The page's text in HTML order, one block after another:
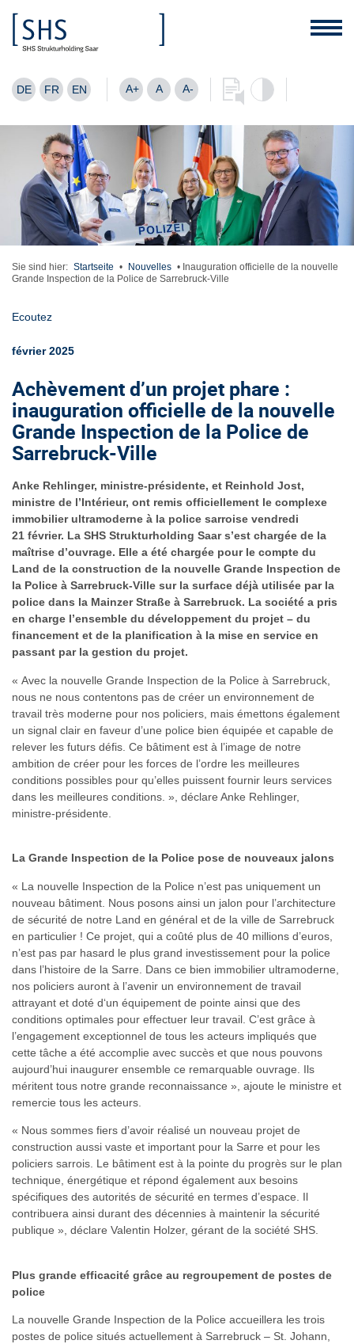
DE FR EN A+ A A-
Sie sind hier: Startseite • Nouvelles • Inauguration officielle de la nouvelle
Grande Inspection de la Police de Sarrebruck-Ville
Ecoutez
février 2025
Achèvement d’un projet phare :
inauguration officielle de la nouvelle
Grande Inspection de la Police de
Sarrebruck-Ville
Anke Rehlinger, ministre-présidente, et Reinhold Jost,
ministre de l’Intérieur, ont remis officiellement le complexe
immobilier ultramoderne à la police sarroise vendredi
21 février. La SHS Strukturholding Saar s’est chargée de la
maîtrise d’ouvrage. Elle a été chargée pour le compte du
Land de la construction de la nouvelle Grande Inspection de
la Police à Sarrebruck-Ville sur la surface déjà utilisée par la
police dans la Mainzer Straße à Sarrebruck. La société a pris
en charge l’ensemble du développement du projet – du
financement et de la planification à la mise en service en
passant par la gestion du projet.
« Avec la nouvelle Grande Inspection de la Police à Sarrebruck,
nous ne nous contentons pas de créer un environnement de
travail très moderne pour nos policiers, mais émettons également
un signal clair en faveur d’une police bien équipée et capable de
relever les futurs défis. Ce bâtiment est à l’image de notre
ambition de créer pour les forces de l’ordre les meilleures
conditions possibles pour qu’elles puissent fournir leurs services
dans les meilleures conditions. », déclare Anke Rehlinger,
ministre-présidente.
La Grande Inspection de la Police pose de nouveaux jalons
« La nouvelle Inspection de la Police n’est pas uniquement un
nouveau bâtiment. Nous posons ainsi un jalon pour l’architecture
de sécurité de notre Land en général et de la ville de Sarrebruck
en particulier ! Ce projet, qui a coûté plus de 40 millions d’euros,
n’est pas par hasard le plus grand investissement pour la police
dans l’histoire de la Sarre. Dans ce bien immobilier ultramoderne,
nos policiers auront à l’avenir un environnement de travail
attrayant et doté d‘un équipement de pointe ainsi que des
conditions optimales pour effectuer leur travail. C’est grâce à
l’engagement exceptionnel de tous les acteurs impliqués que
cette tâche a été accomplie avec succès et que nous pouvons
aujourd’hui inaugurer ensemble ce remarquable ouvrage. Ils
méritent tous notre grande reconnaissance », ajoute le ministre et
remercie tous les acteurs.
« Nous sommes fiers d’avoir réalisé un nouveau projet de
construction aussi vaste et important pour la Sarre et pour les
policiers sarrois. Le bâtiment est à la pointe du progrès sur le plan
technique, énergétique et répond également aux besoins
spécifiques des autorités de sécurité en termes d’espace. Il
contribuera ainsi durant des décennies à maintenir la sécurité
publique », déclare Valentin Holzer, gérant de la société SHS.
Plus grande efficacité grâce au regroupement de postes de
police
La nouvelle Grande Inspection de la Police accueillera les trois
postes de police situés actuellement à Sarrebruck – St. Johann,